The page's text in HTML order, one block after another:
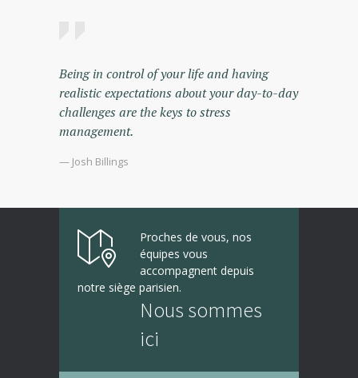
Being in control of your life and having
realistic expectations about your day-to-day
challenges are the keys to stress
management.
— Josh Billings
Proches de vous, nos
équipes vous
accompagnent depuis
notre siège parisien.
Nous sommes
ici